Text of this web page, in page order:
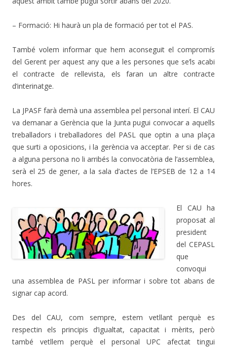
– Formació: Hi haurà un pla de formació per tot el PAS.
També volem informar que hem aconseguit el compromís
del Gerent per aquest any que a les persones que se’ls acabi
el contracte de rellevista, els faran un altre contracte
d’interinatge.
La JPASF farà demà una assemblea pel personal interí. El CAU
va demanar a Gerència que la Junta pugui convocar a aquells
treballadors i treballadores del PASL que optin a una plaça
que surti a oposicions, i la gerència va acceptar. Per si de cas
a alguna persona no li arribés la convocatòria de l’assemblea,
serà el 25 de gener, a la sala d’actes de l’EPSEB de 12 a 14
hores.
El CAU ha
proposat al
president
del CEPASL
que
convoqui
una assemblea de PASL per informar i sobre tot abans de
signar cap acord.
Des del CAU, com sempre, estem vetllant perquè es
respectin els principis d’igualtat, capacitat i mèrits, però
també vetllem perquè el personal UPC afectat tingui